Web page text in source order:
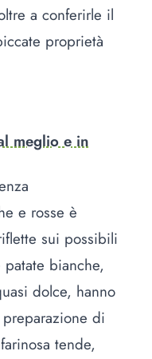
a conferirle il
proprietà
meglio e in
e rosse è
sui possibili
bianche,
dolce, hanno
di
tende,